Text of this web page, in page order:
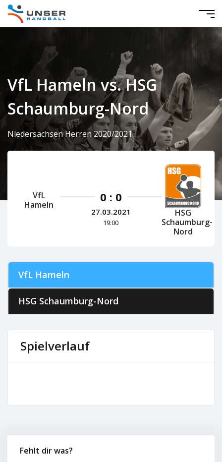
VfL Hameln vs. HSG
Schaumburg-Nord
Niedersachsen Herren 2020/2021
VfL
Hameln
0 : 0
27.03.2021
19:00
HSG
Schaumburg-
Nord
VfL Hameln
HSG Schaumburg-Nord
Spielverlauf
Fehlt dir was?